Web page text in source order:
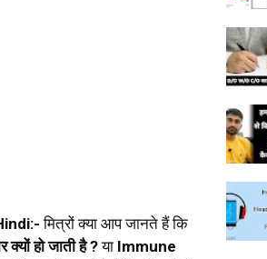
मित्रों क्या आप जानते हैं कि
क्यों हो जाती है ?या Immune